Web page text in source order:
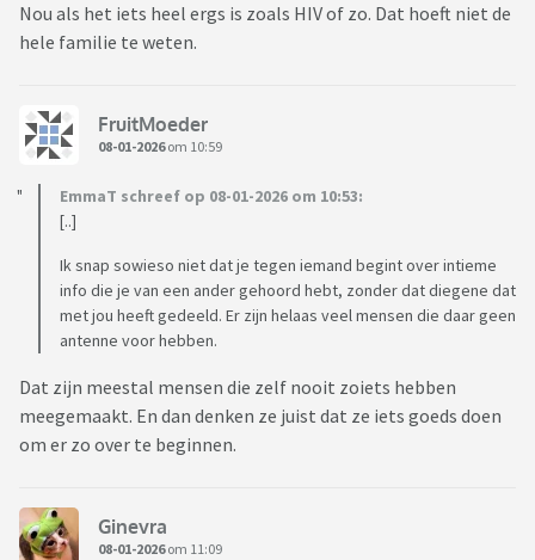
Nou als het iets heel ergs is zoals HIV of zo. Dat hoeft niet de
hele familie te weten.
FruitMoeder
08-01-2026om 10:59
EmmaT schreef op 08-01-2026 om 10:53:
[..]
Ik snap sowieso niet dat je tegen iemand begint over intieme
info die je van een ander gehoord hebt, zonder dat diegene dat
met jou heeft gedeeld. Er zijn helaas veel mensen die daar geen
antenne voor hebben.
Dat zijn meestal mensen die zelf nooit zoiets hebben
meegemaakt. En dan denken ze juist dat ze iets goeds doen
om er zo over te beginnen.
Ginevra
08-01-2026om 11:09